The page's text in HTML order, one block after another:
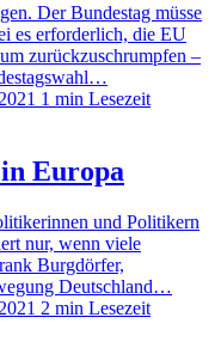
Der Bundestag müsse
es erforderlich, die EU
zurückzuschrumpfen –
1 min Lesezeit
Europa
und Politikern
nur, wenn viele
Burgdörfer,
Deutschland…
2 min Lesezeit